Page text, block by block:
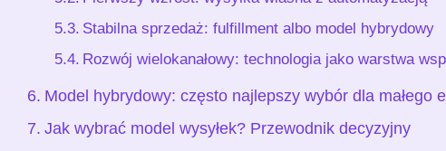
Stabilna sprzedaż: fulfillment albo model hybrydowy
Rozwój wielokanałowy: technologia jako warstwa
Model hybrydowy: często najlepszy wybór dla małego
Jak wybrać model wysyłek? Przewodnik decyzyjny